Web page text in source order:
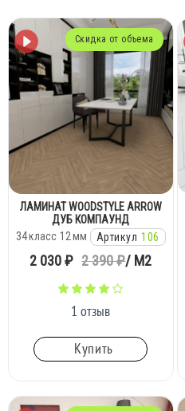
Скидка от объема
ЛАМИНАТ WOODSTYLE ARROW
ДУБ КОМПАУНД
Артикул 106
класс
34 мм
12
2 030 ₽ 2 390 ₽/ М2
1 отзыв
Купить